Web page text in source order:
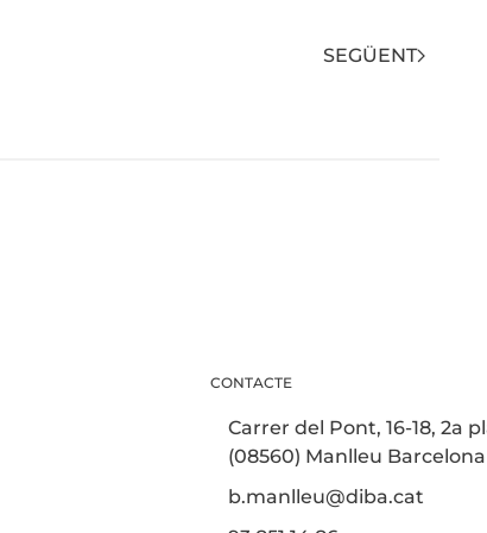
SEGÜENT
CONTACTE
Carrer del Pont, 16-18, 2a
(08560) Manlleu Barcelona
b.manlleu@diba.cat